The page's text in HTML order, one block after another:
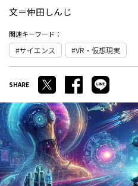
文＝仲田しんじ
関連キーワード：
サイエンス VR・仮想現実